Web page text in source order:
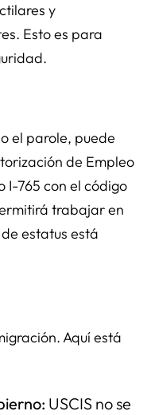
y
Esto es para
el parole, puede
de Empleo
I-765 con el código
trabajar en
estatus está
Aquí está
USCIS no se